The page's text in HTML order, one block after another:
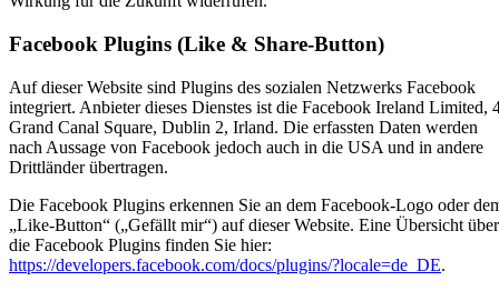
Facebook Plugins (Like & Share-Button)
Auf dieser Website sind Plugins des sozialen Netzwerks Facebook
integriert. Anbieter dieses Dienstes ist die Facebook Ireland Limited,
Grand Canal Square, Dublin 2, Irland. Die erfassten Daten werden
nach Aussage von Facebook jedoch auch in die USA und in andere
Drittländer übertragen.
Die Facebook Plugins erkennen Sie an dem Facebook-Logo oder
„Like-Button“ („Gefällt mir“) auf dieser Website. Eine Übersicht über
die Facebook Plugins finden Sie hier:
https://developers.facebook.com/docs/plugins/?locale=de_DE.